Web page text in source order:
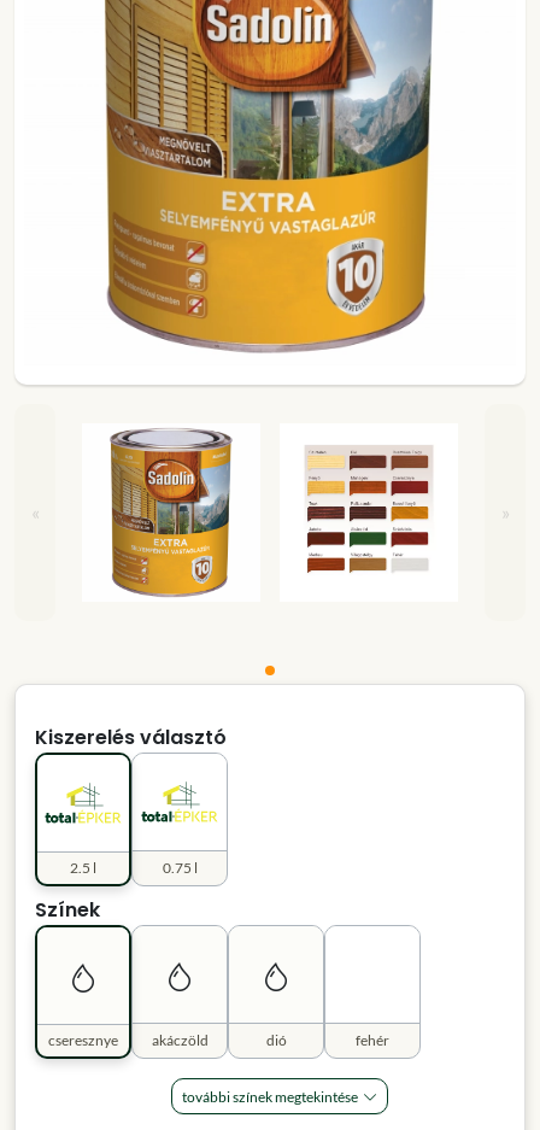
« »
Kiszerelés választó
0.75 l
2.5 l
Színek
akáczöld
cseresznye dió fehér
további színek megtekintése